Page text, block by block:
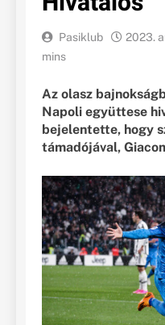
Pasiklub 2023.
mins
Az olasz
Napoli együttese
bejelentette, hogy
támadójával,